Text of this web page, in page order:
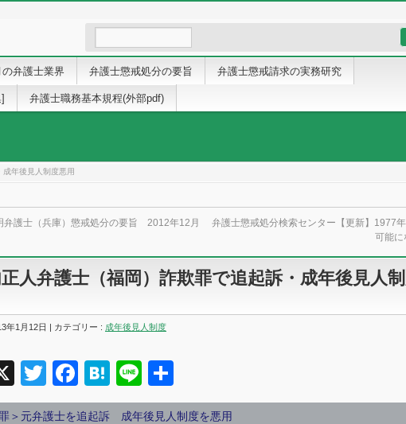
の弁護士業界 弁護士懲戒処分の要旨 弁護士懲戒請求の実務研究
弁護士職務基本規程(外部pdf)
年後見人制度悪用
弁護士（兵庫）懲戒処分の要旨 2012年12月
弁護士懲戒処分検索センター【更新】1977
可能に
人弁護士（福岡）詐欺罪で追起訴・成年後見人
年1月12日 | カテゴリー : 成年後見人制度
X TwitterFacebook
Hatena
Line
有
＞元弁護士を追起訴 成年後見人制度を悪用